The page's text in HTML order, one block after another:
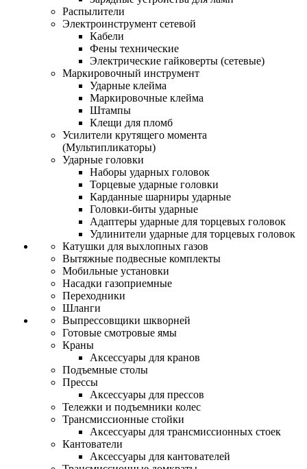
Распылители
Электроинструмент сетевой
Кабели
Фены технические
Электрические гайковерты (сетевые)
Маркировочный инструмент
Ударные клейма
Маркировочные клейма
Штампы
Клещи для пломб
Усилители крутящего момента
(Мультипликаторы)
Ударные головки
Наборы ударных головок
Торцевые ударные головки
Карданные шарниры ударные
Головки-биты ударные
Адаптеры ударные для торцевых головок
Удлинители ударные для торцевых головок
Катушки для выхлопных газов
Вытяжные подвесные комплекты
Мобильные установки
Насадки газоприемные
Переходники
Шланги
Выпрессовщики шкворней
Готовые смотровые ямы
Краны
Аксессуары для кранов
Подъемные столы
Прессы
Аксессуары для прессов
Тележки и подъемники колес
Трансмиссионные стойки
Аксессуары для трансмиссионных стоек
Кантователи
Аксессуары для кантователей